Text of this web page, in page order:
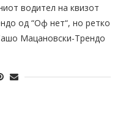
водител на квизот
од “Оф нет“, но ретко
Мацановски-Трендо